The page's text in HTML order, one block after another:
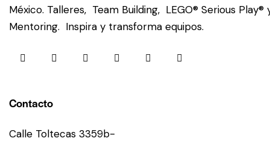
México. Talleres, Team Building, LEGO® Serious Play®
Mentoring. Inspira y transforma equipos.
Contacto
Calle Toltecas 3359b-